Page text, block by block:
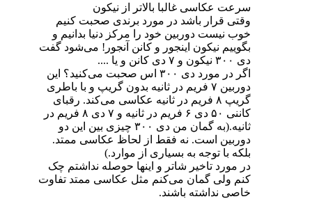
سرعت عکاسی غالبا بالاتر از نیکون
وقتی قرار باشد در مورد برندی صحبت کنیم
خوب نیست دوربین خود را مرکز دنیا بدانیم و
بگوییم نیکون اینجور و کانن آنجور! می‌شود گفت
دی ۳۰۰ نیکون و ۷ دی کانن و یا ....
اگر در مورد دی ۳۰۰ اس صحبت می‌کنید؟ این
دوربین ۷ فریم در ثانیه بدون گریپ و با باطری
گریپ ۸ فریم در ثانیه عکاسی می‌کند. رقبای
کاننی ۵۰ دی ۶ فریم در ثانیه و ۷ دی ۸ فریم در
ثانیه.(به گمان من دی ۳۰۰ چیزی بین این دو
دوربین است. نه فقط از لحاظ عکاسی ممتد.
بلکه با توجه به بسیاری از موارد.)
در مورد تاخیر شاتر و اینها حوصله نداشتم چک
کنم ولی گمان می‌کنم مثل عکاسی ممتد تفاوت
خاصی نداشته باشند.